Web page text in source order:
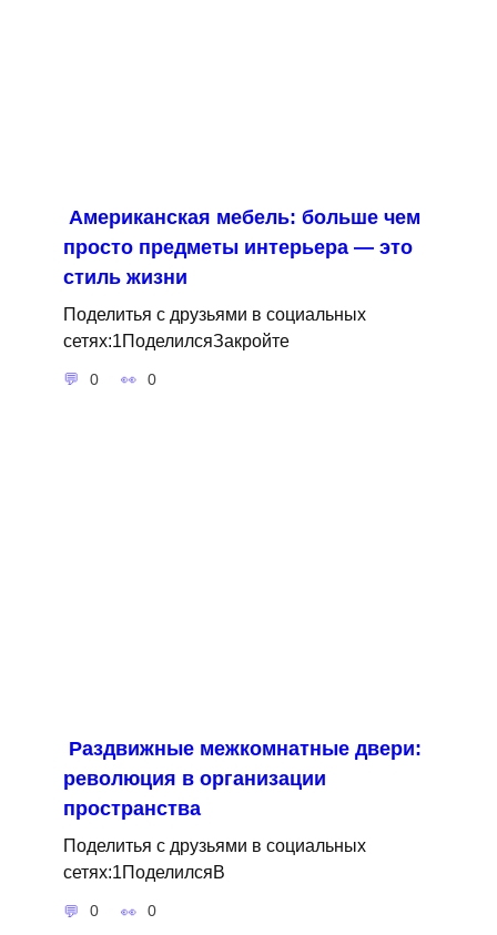
Американская мебель: больше чем
просто предметы интерьера — это
стиль жизни
Поделитья с друзьями в социальных
сетях:1ПоделилсяЗакройте
0 0
Раздвижные межкомнатные двери:
революция в организации
пространства
Поделитья с друзьями в социальных
сетях:1ПоделилсяВ
0 0